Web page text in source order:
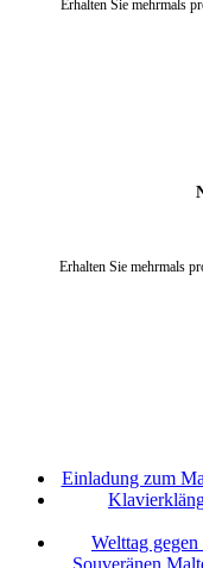
Erhalten Sie mehrmals
Erhalten Sie mehrmals
Einladung zum
Welttag